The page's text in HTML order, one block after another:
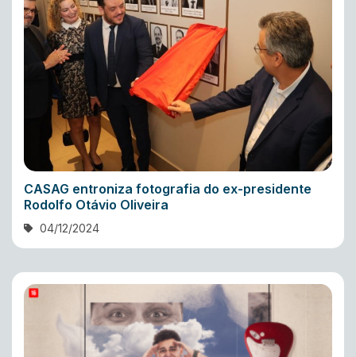
CASAG entroniza fotografia do ex-presidente
Rodolfo Otávio Oliveira
04/12/2024